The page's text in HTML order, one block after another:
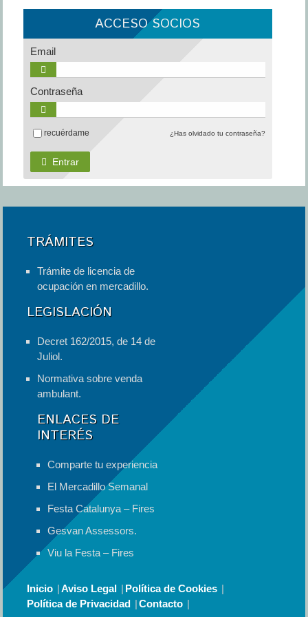
ACCESO SOCIOS
Email
Contraseña
recuérdame ¿Has olvidado tu contraseña?
Entrar
TRÁMITES
Trámite de licencia de
ocupación en mercadillo.
LEGISLACIÓN
Decret 162/2015, de 14 de
Juliol.
Normativa sobre venda
ambulant.
ENLACES DE
INTERÉS
Comparte tu experiencia
El Mercadillo Semanal
Festa Catalunya – Fires
Gesvan Assessors.
Viu la Festa – Fires
Inicio Aviso Legal
Política de Cookies
Política de Privacidad
Contacto